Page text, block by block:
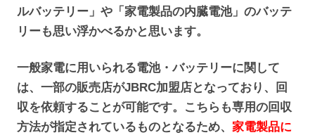
ルバッテリー」や「家電製品の内臓電池」のバッテ
リーも思い浮かべるかと思います。
一般家電に用いられる電池・バッテリーに関して
は、一部の販売店がJBRC加盟店となっており、回
収を依頼することが可能です。こちらも専用の回収
方法が指定されているものとなるため、 家電製品に